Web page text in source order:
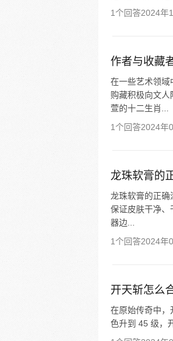
1个回答2024年
作者与收藏
在一些艺术领域
购藏积极向文
萱的十二生肖...
1个回答2024年
龙珠软膏的
龙珠软膏的正确
保证皮肤干净、
器边...
1个回答2024年
开天斩怎么
在原始传奇中，
色升到 45 级，